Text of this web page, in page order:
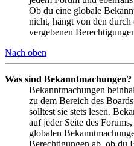
Ob du eine globale
nicht, hängt von den
vergebenen
Nach oben
Was sind Bekanntmachungen?
Bekanntmachungen
zu dem Bereich des
solltest sie stets lesen.
auf jeder Seite des
globalen
Berechtigungen ab, ob du